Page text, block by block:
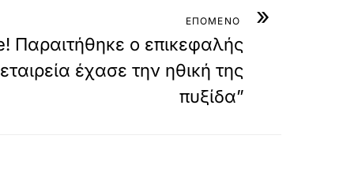
»
ΕΠΟΜΕΝΟ
Παραιτήθηκε ο επικεφαλής
έχασε την ηθική της
πυξίδα”